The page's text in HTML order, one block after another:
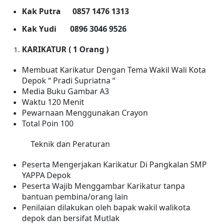
Kak Putra 0857 1476 1313
Kak Yudi 0896 3046 9526
KARIKATUR ( 1 Orang )
Membuat Karikatur Dengan Tema Wakil Wali Kota
Depok “ Pradi Supriatna “
Media Buku Gambar A3
Waktu 120 Menit
Pewarnaan Menggunakan Crayon
Total Poin 100
Teknik dan Peraturan
Peserta Mengerjakan Karikatur Di Pangkalan SMP
YAPPA Depok
Peserta Wajib Menggambar Karikatur tanpa
bantuan pembina/orang lain
Penilaian dilakukan oleh bapak wakil walikota
depok dan bersifat Mutlak